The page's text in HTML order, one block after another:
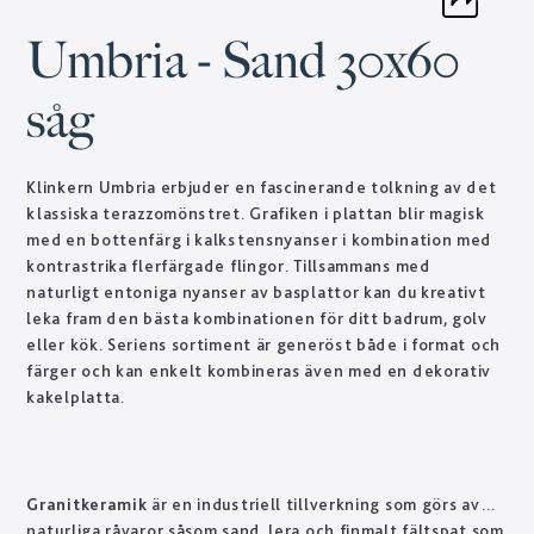
Umbria - Sand 30x60
såg
Klinkern Umbria erbjuder en fascinerande tolkning av det
klassiska terazzomönstret. Grafiken i plattan blir magisk
med en bottenfärg i kalkstensnyanser i kombination med
kontrastrika flerfärgade flingor. Tillsammans med
naturligt entoniga nyanser av basplattor kan du kreativt
leka fram den bästa kombinationen för ditt badrum, golv
eller kök. Seriens sortiment är generöst både i format och
färger och kan enkelt kombineras även med en dekorativ
kakelplatta.
Granitkeramik är en industriell tillverkning som görs av